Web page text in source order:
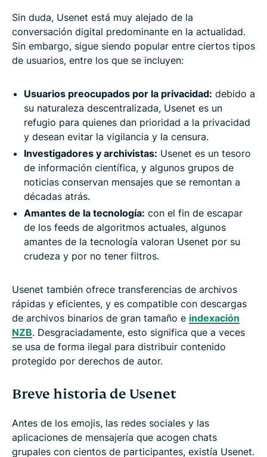
Sin duda, Usenet está muy alejado de la
conversación digital predominante en la actualidad.
Sin embargo, sigue siendo popular entre ciertos tipos
de usuarios, entre los que se incluyen:
Usuarios preocupados por la privacidad: debido a
su naturaleza descentralizada, Usenet es un
refugio para quienes dan prioridad a la privacidad
y desean evitar la vigilancia y la censura.
Investigadores y archivistas: Usenet es un tesoro
de información científica, y algunos grupos de
noticias conservan mensajes que se remontan a
décadas atrás.
Amantes de la tecnología: con el fin de escapar
de los feeds de algoritmos actuales, algunos
amantes de la tecnología valoran Usenet por su
crudeza y por no tener filtros.
Usenet también ofrece transferencias de archivos
rápidas y eficientes, y es compatible con descargas
de archivos binarios de gran tamaño e indexación
NZB. Desgraciadamente, esto significa que a veces
se usa de forma ilegal para distribuir contenido
protegido por derechos de autor.
Breve historia de Usenet
Antes de los emojis, las redes sociales y las
aplicaciones de mensajería que acogen chats
grupales con cientos de participantes, existía Usenet.